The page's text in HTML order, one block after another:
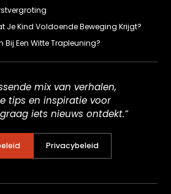
Je Kind Voldoende Beweging Krijgt?
Bij Een Witte Trapleuning?
mix van verhalen,
tips en inspiratie voor
iets nieuws ontdekt.”
Privacybeleid